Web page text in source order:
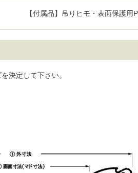
【付属品】吊りヒモ・表面保護用
決定して下さい。